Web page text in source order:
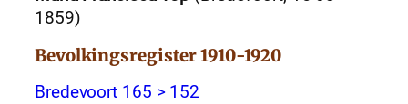
1859)
Bevolkingsregister 1910-1920
Bredevoort 165 > 152